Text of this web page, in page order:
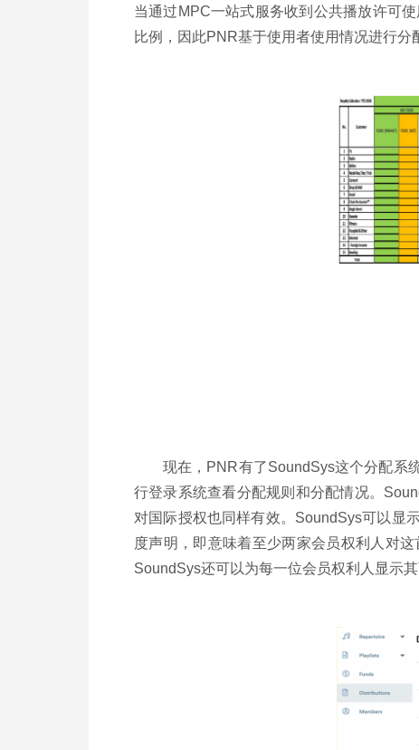
当通过MPC一站式服务收到公共播放许可
比例，因此PNR基于使用者使用情况进行分
现在，PNR有了SoundSys这个分配系
行登录系统查看分配规则和分配情况。
对国际授权也同样有效。SoundSys可以显
度声明，即意味着至少两家会员权利人对
SoundSys还可以为每一位会员权利人显示